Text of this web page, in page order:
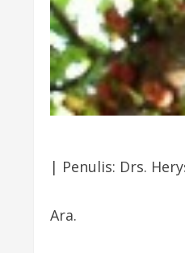
| Penulis: Drs.
Ara.